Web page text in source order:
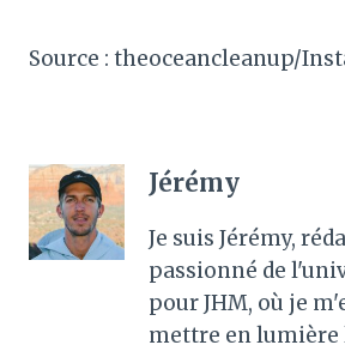
Source : theoceancleanup/
Jérémy
Je suis Jérémy,
passionné de
pour JHM, où je
mettre en lumière